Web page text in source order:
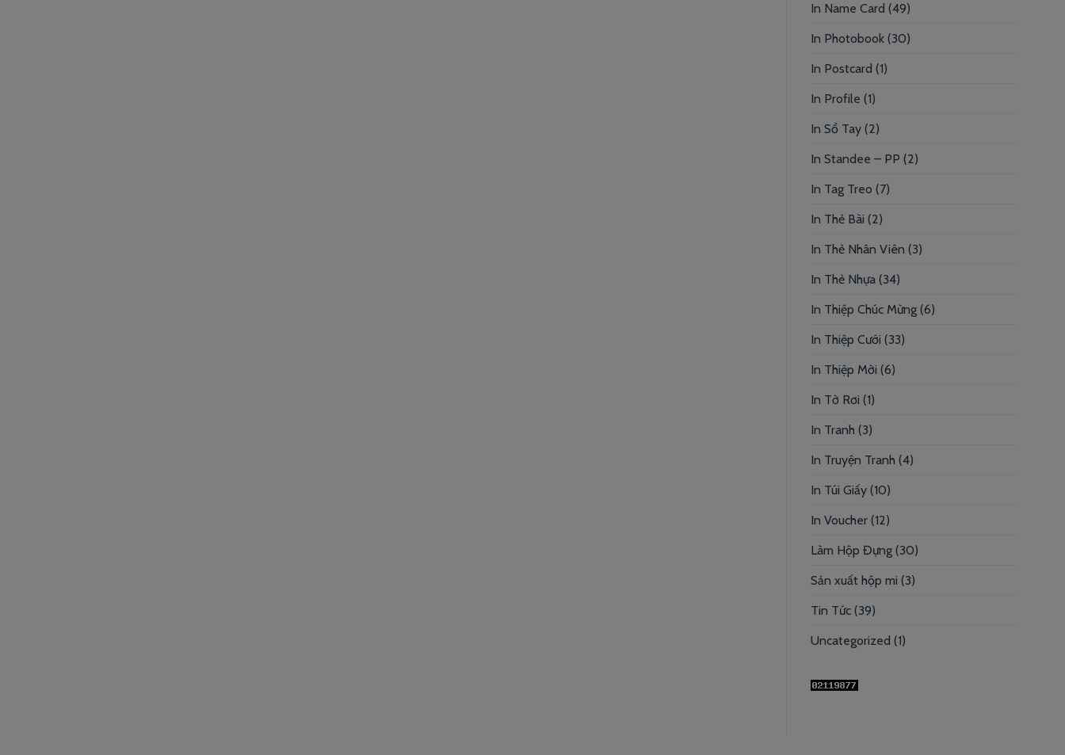
In Name Card (49)
In Photobook (30)
In Postcard (1)
In Profile (1)
In Sổ Tay (2)
In Standee – PP (2)
In Tag Treo (7)
In Thẻ Bài (2)
In Thẻ Nhân Viên (3)
In Thẻ Nhựa (34)
In Thiệp Chúc Mừng (6)
In Thiệp Cưới (33)
In Thiệp Mời (6)
In Tờ Rơi (1)
In Tranh (3)
In Truyện Tranh (4)
In Túi Giấy (10)
In Voucher (12)
Làm Hộp Đựng (30)
Sản xuất hộp mi (3)
Tin Tức (39)
Uncategorized (1)